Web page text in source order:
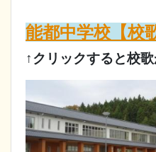
能都中学校【校
↑クリックすると校